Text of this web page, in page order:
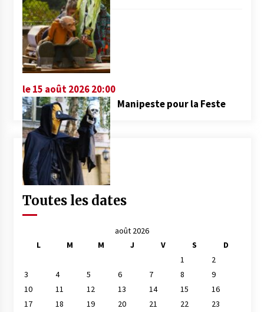
le 15 août 2026 20:00
Manipeste pour la Feste
Toutes les dates
août 2026
L
M M J V S
D
1
2
3
4 5 6 7 8
9
10
11 12 13 14 15
16
17
18 19 20 21 22
23